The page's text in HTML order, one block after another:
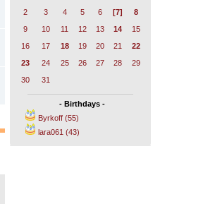
2
3 4 5 6 [7]
8
9
10 11 12 13 14
15
16
17 18 19 20 21
22
23
24 25 26 27 28
29
30
31
- Birthdays -
Byrkoff (55)
lara061 (43)